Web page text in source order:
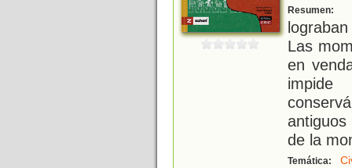
Resumen:
Las
en
de la
Temática: